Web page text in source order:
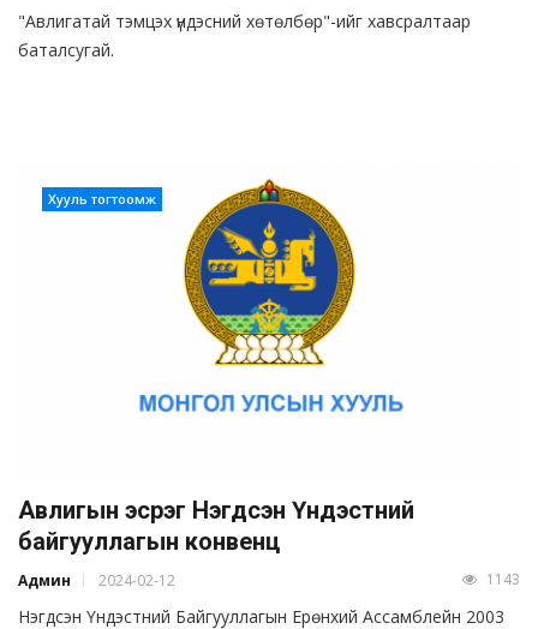
"Авлигатай тэмцэх үндэсний хөтөлбөр"-ийг хавсралтаар
баталсугай.
Хууль тогтоомж
Авлигын эсрэг Нэгдсэн Үндэстний
байгууллагын конвенц
Админ 2024-02-12 1143
Нэгдсэн Үндэстний Байгууллагын Ерөнхий Ассамблейн 2003